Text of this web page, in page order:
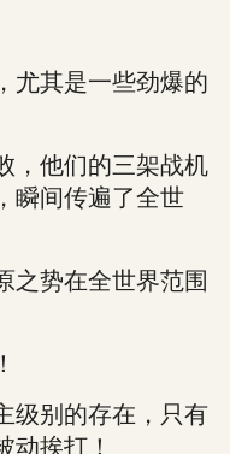
其是一些劲爆的
他们的三架战机
瞬间传遍了全世
势在全世界范围
别的存在，只有
动挨打！